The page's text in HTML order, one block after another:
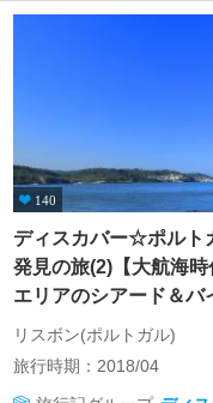
140
ディスカバー☆ポルト
発見の旅(2)【大航海
エリアのシアード＆バ
リスボン(ポルトガル)
旅行時期：2018/04